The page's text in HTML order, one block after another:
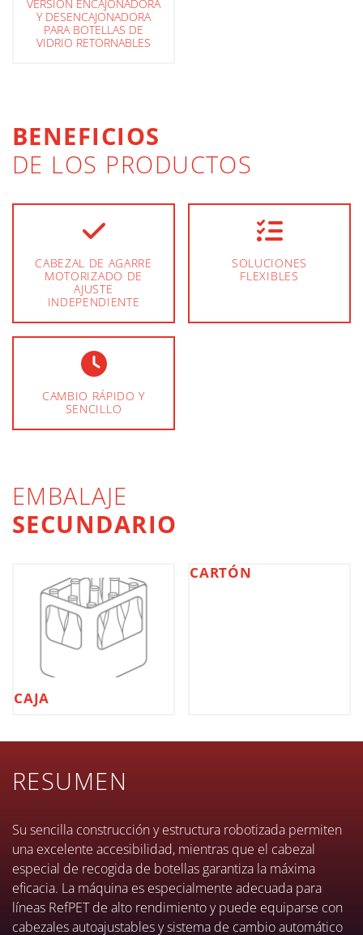
VERSIÓN ENCAJONADORA
Y DESENCAJONADORA
PARA BOTELLAS DE
VIDRIO RETORNABLES
BENEFICIOS
DE LOS PRODUCTOS
CABEZAL DE AGARRE
MOTORIZADO DE
AJUSTE
INDEPENDIENTE
SOLUCIONES
FLEXIBLES
CAMBIO RÁPIDO Y
SENCILLO
EMBALAJE
SECUNDARIO
CAJA
CARTÓN
RESUMEN
Su sencilla construcción y estructura robotizada permiten
una excelente accesibilidad, mientras que el cabezal
especial de recogida de botellas garantiza la máxima
eficacia. La máquina es especialmente adecuada para
líneas RefPET de alto rendimiento y puede equiparse con
cabezales autoajustables y sistema de cambio automático